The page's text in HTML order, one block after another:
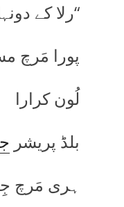
“رلا کے
پورا مَرچ
لُون کرارا
بلڈ پریشر
ہری مَرچ